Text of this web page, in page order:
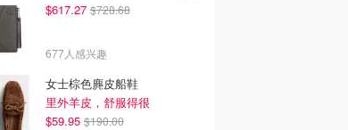
$617.27 $728.68
677人感兴趣
女士棕色麂皮船鞋
里外羊皮，舒服得很
$59.95 $190.00